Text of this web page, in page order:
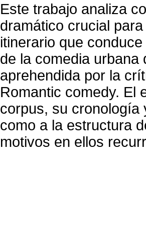
Este trabajo analiza
dramático crucial
itinerario que
de la comedia urbana
aprehendida por la
Romantic comedy. El
corpus, su cronología
como a la estructura
motivos en ellos